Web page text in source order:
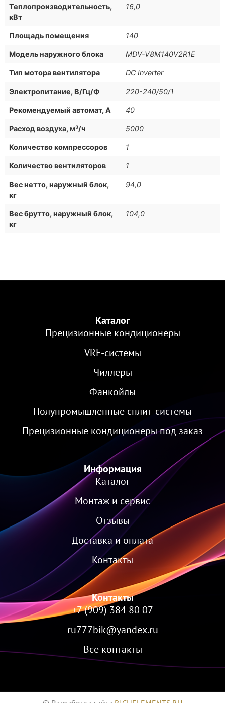
Теплопроизводительность,
кВт
16,0
Площадь помещения 140
Модель наружного блока MDV-V8M140V2R1E
Тип мотора вентилятора DC Inverter
Электропитание, В/Гц/Ф 220-240/50/1
Рекомендуемый автомат, А 40
Расход воздуха, м³/ч 5000
Количество компрессоров 1
Количество вентиляторов 1
Вес нетто, наружный блок,
кг
94,0
Вес брутто, наружный блок,
кг
104,0
Каталог
Прецизионные кондиционеры
VRF-cистемы
Чиллеры
Фанкойлы
Полупромышленные сплит-системы
Прецизионные кондиционеры под заказ
Информация
Каталог
Монтаж и сервис
Отзывы
Доставка и оплата
Контакты
Контакты
+7 (909) 384 80 07
ru777bik@yandex.ru
Все контакты